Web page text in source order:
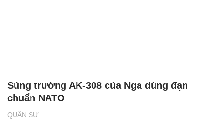
QUÂN SỰ
Súng trường AK-308 của Nga dùng đạn
chuẩn NATO